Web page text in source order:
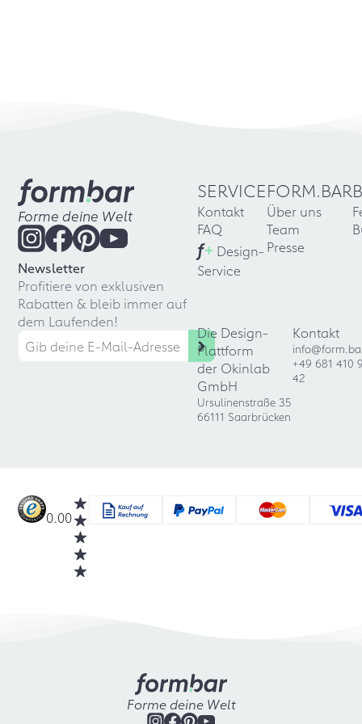
Forme deine Welt
Newsletter
Profitiere von exklusiven
Rabatten & bleib immer auf
dem Laufenden!
SERVICE
Kontakt
FAQ
f+ Design-
Service
FORM.BAR
Über uns
Team
Presse
Die Design-
Plattform
der Okinlab
GmbH
Ursulinenstraße 35
66111 Saarbrücken
Kontakt
+49 681 410
42
0.00
Forme deine Welt